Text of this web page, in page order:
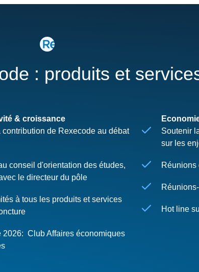
: produits et
& croissance
contribution de Rexecode au débat
conseil d'orientation des études,
le directeur du pôle
à tous les produits et services
2026: Club Affaires économiques
Soutenir
sur les
Réunions
Hot line